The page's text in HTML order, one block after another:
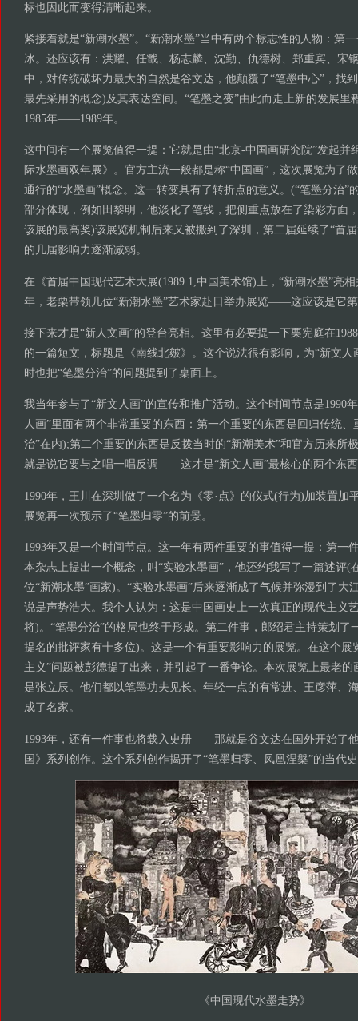
标也因此而变得清晰起来。
紧接着就是“新潮水墨”。“新潮水墨”当中有两个标志性的人物：第
冰。还应该有：洪耀、任戬、杨志麟、沈勤、仇德树、郑重宾、宋
中，对传统破坏力最大的自然是谷文达，他颠覆了“笔墨中心”，找
最先采用的概念)及其表达空间。“笔墨之变”由此而走上新的发展里
1985年——1989年。
这中间有一个展览值得一提：它就是由“北京-中国画研究院”发起并
际水墨画双年展》。官方主流一般都是称“中国画”，这次展览为了
通行的“水墨画”概念。这一转变具有了转折点的意义。(“笔墨分治”
部分体现，例如田黎明，他淡化了笔线，把侧重点放在了染彩方面
该展的最高奖)该展览机制后来又被搬到了深圳，第二届延续了“首
的几届影响力逐渐减弱。
在《首届中国现代艺术大展(1989.1,中国美术馆)上，“新潮水墨”亮
年，老栗带领几位“新潮水墨”艺术家赴日举办展览——这应该是它
接下来才是“新人文画”的登台亮相。这里有必要提一下栗宪庭在
的一篇短文，标题是《南线北皴》。这个说法很有影响，为“新文人
时也把“笔墨分治”的问题提到了桌面上。
我当年参与了“新文人画”的宣传和推广活动。这个时间节点是1990
人画”里面有两个非常重要的东西：第一个重要的东西是回归传统、
治”在内);第二个重要的东西是反拨当时的“新潮美术”和官方历来所
就是说它要与之唱一唱反调——这才是“新文人画”最核心的两个东
1990年，王川在深圳做了一个名为《零·点》的仪式(行为)加装置加
展览再一次预示了“笔墨归零”的前景。
1993年又是一个时间节点。这一年有两件重要的事值得一提：第一
本杂志上提出一个概念，叫“实验水墨画”，他还约我写了一篇述评(
位“新潮水墨”画家)。“实验水墨画”后来逐渐成了气候并弥漫到了大
说是声势浩大。我个人认为：这是中国画史上一次真正的现代主义
将)。“笔墨分治”的格局也终于形成。第二件事，郎绍君主持策划了
提名的批评家有十多位)。这是一个有重要影响力的展览。在这个展
主义”问题被彭德提了出来，并引起了一番争论。本次展览上最老
是张立辰。他们都以笔墨功夫见长。年轻一点的有常进、王彦萍、
成了名家。
1993年，还有一件事也将载入史册——那就是谷文达在国外开始了
国》系列创作。这个系列创作揭开了“笔墨归零、凤凰涅槃”的当代
《中国现代水墨走势》